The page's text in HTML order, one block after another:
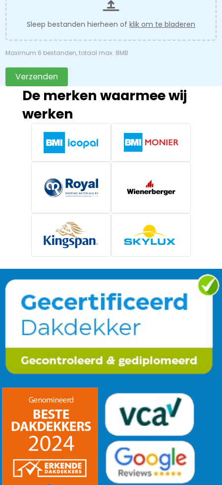
Sleep bestanden hierheen of klik om te bladeren
Maximum 6 bestanden, totaal max. 8MB
Verzenden
De merken waarmee wij
werken